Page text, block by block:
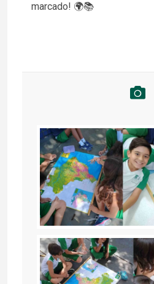
marcado! 🌍📚